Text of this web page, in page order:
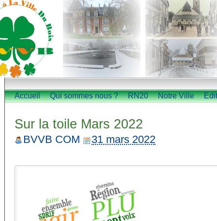
Accueil Qui sommes nous ? RN20 Notre Ville
Sur la toile Mars 2022
BVVB COM 31 mars 2022